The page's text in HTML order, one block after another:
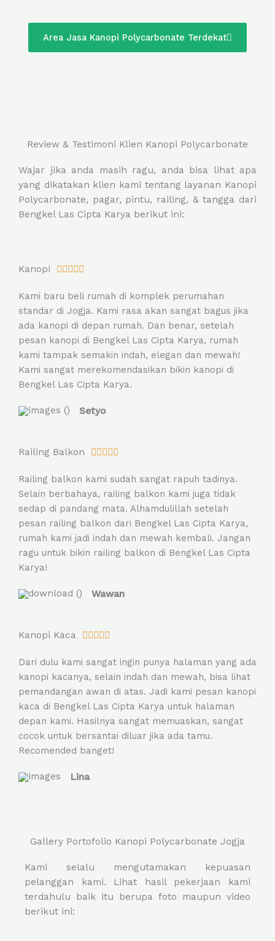
Area Jasa Kanopi Polycarbonate Terdekat
Review & Testimoni Klien Kanopi Polycarbonate
Wajar jika anda masih ragu, anda bisa lihat apa
yang dikatakan klien kami tentang layanan Kanopi
Polycarbonate, pagar, pintu, railing, & tangga dari
Bengkel Las Cipta Karya berikut ini:
Kanopi 
e
d
5
o
u
t
f
Kami baru beli rumah di komplek perumahan
standar di Jogja. Kami rasa akan sangat bagus jika
ada kanopi di depan rumah. Dan benar, setelah
pesan kanopi di Bengkel Las Cipta Karya, rumah
kami tampak semakin indah, elegan dan mewah!
Kami sangat merekomendasikan bikin kanopi di
Bengkel Las Cipta Karya.
Setyo
Railing Balkon 
t
e
d
5
o
u
f
Railing balkon kami sudah sangat rapuh tadinya.
Selain berbahaya, railing balkon kami juga tidak
sedap di pandang mata. Alhamdulillah setelah
pesan railing balkon dari Bengkel Las Cipta Karya,
rumah kami jadi indah dan mewah kembali. Jangan
ragu untuk bikin railing balkon di Bengkel Las Cipta
Karya!
Wawan
Kanopi Kaca 
t
e
d
5
o
u
t
Dari dulu kami sangat ingin punya halaman yang ada
kanopi kacanya, selain indah dan mewah, bisa lihat
pemandangan awan di atas. Jadi kami pesan kanopi
kaca di Bengkel Las Cipta Karya untuk halaman
depan kami. Hasilnya sangat memuaskan, sangat
cocok untuk bersantai diluar jika ada tamu.
Recomended banget!
Lina
Gallery Portofolio Kanopi Polycarbonate Jogja
Kami selalu mengutamakan kepuasan
pelanggan kami. Lihat hasil pekerjaan kami
terdahulu baik itu berupa foto maupun video
berikut ini: